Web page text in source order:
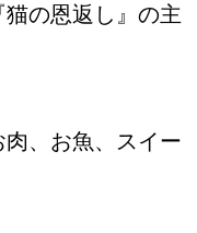
の恩返し』の主
、お魚、スイー